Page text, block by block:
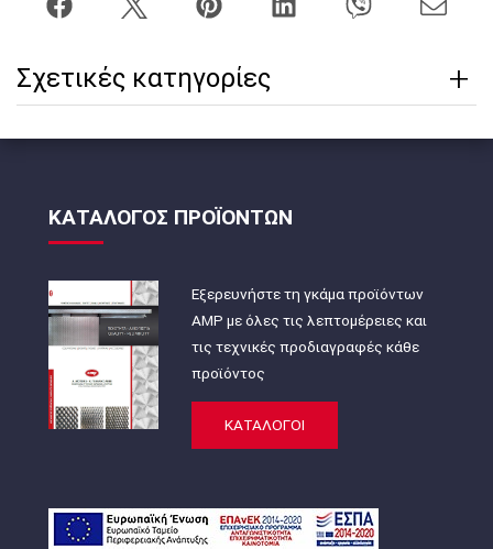
Σχετικές κατηγορίες
ΚΑΤΑΛΟΓΟΣ ΠΡΟΪΟΝΤΩΝ
Εξερευνήστε τη γκάμα προϊόντων
AMP με όλες τις λεπτομέρειες και
τις τεχνικές προδιαγραφές κάθε
προϊόντος
ΚΑΤΑΛΟΓΟΙ